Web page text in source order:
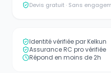
Devis gratuit · Sans
Identité vérifiée par Kelkun
Assurance RC pro vérifiée
Répond en moins de 2h